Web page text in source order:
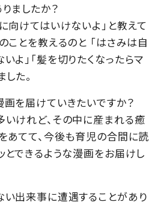
ましたか？
向けてはいけないよ」と教えて
ことを教えるのと 「はさみは自
よ」「髪を切りたくなったらマ
た。
を届けていきたいですか？
けれど、その中に産まれる癒
あてて、今後も育児の合間に読
とできるような漫画をお届けし
出来事に遭遇することがあり